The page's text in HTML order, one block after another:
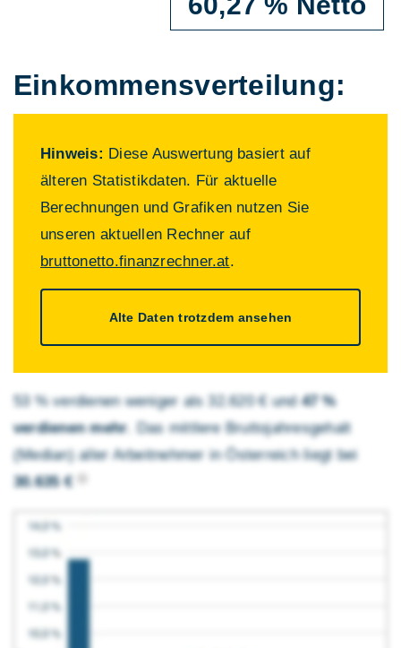
Einkommens­verteilung:
Hinweis: Diese Auswertung basiert auf
älteren Statistikdaten. Für aktuelle
Berechnungen und Grafiken nutzen Sie
unseren aktuellen Rechner auf
bruttonetto.finanzrechner.at.
Alte Daten trotzdem ansehen
53 % verdienen weniger als 32.620 € und47 %
verdienen mehr . Das mittlere Brutto­jahres­gehalt
(Median) aller Arbeitnehmer in Österreich liegt bei
30.635 €